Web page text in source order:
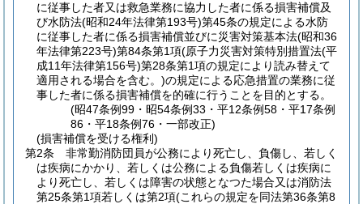
に従事した者又は救急業務に協力した者に係る損害補償及
び水防法(昭和24年法律第193号)第45条の規定による水防
に従事した者に係る損害補償並びに災害対策基本法(昭和36
年法律第223号)第84条第1項(原子力災害対策特別措置法(平
成11年法律第156号)第28条第1項の規定により読み替えて
適用される場合を含む。)の規定による応急措置の業務に従
事した者に係る損害補償を的確に行うことを目的とする。
(昭47条例99・昭54条例33・平12条例58・平17条例
86・平18条例76・一部改正)
(損害補償を受ける権利)
第2条
非常勤消防団員が公務により死亡し、負傷し、若しく
は疾病にかかり、若しくは公務による負傷若しくは疾病に
より死亡し、若しくは障害の状態となつた場合又は消防法
第25条第1項若しくは第2項(これらの規定を同法第36条第8